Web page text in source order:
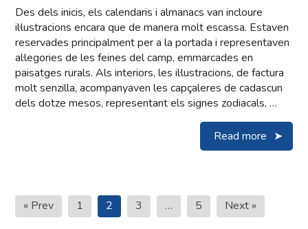
Des dels inicis, els calendaris i almanacs van incloure
il·lustracions encara que de manera molt escassa. Estaven
reservades principalment per a la portada i representaven
al·legories de les feines del camp, emmarcades en
paisatges rurals. Als interiors, les il·lustracions, de factura
molt senzilla, acompanyaven les capçaleres de cadascun
dels dotze mesos, representant els signes zodiacals, …
Read more
Paginació
« Prev 1 2 3 … 5 Next »